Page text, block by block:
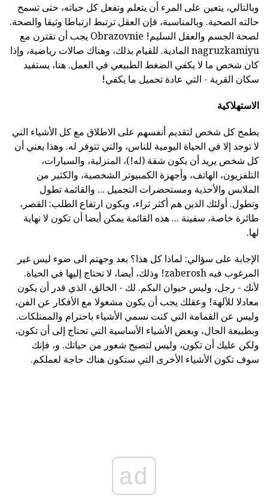
وبالتالي، يتعين على المرء أن يتعلم وتفعل كل حياته، حتى تسمح
حالته الصحية. وبالمناسبة، فإن العقل ترتبط ارتباطا وثيقا والصحة.
لصحة الجسم والعقل السليم! Obrazovnie يجب أن تقترن مع
nagruzkamiyu المادية. للقيام بذلك، وهناك صالات رياضية، وإذا
كان شخص ما لا يكفي الضغط الطبيعي في العمل. هنا، يستفيد
سكان القرية - التي عادة تحميل ما يكفي!
الاستهلاكية
يطمح كل شخص لتقديم أنفسهم على الاطلاق مع كل الأشياء التي
لا توجد إلا في الحياة اليومية للناس، والتي تتوفر له. وهذا يعني أن
كل شخص يريد أن يكون شقة (له!)، المنزلية، والسيارات،
التلفزيون، الهاتف، وأجهزة الكمبيوتر الشخصية، والكثير من
الملابس والأحذية ومستحضرات التجميل ... والقائمة تطول
وتطول. أولئك الذين هم أكثر ثراء، ويكون ارتفاع الطلب: القصر،
طائرة خاصة، سفينة ... هذه القائمة يمكن أيضا أن تكون لا نهاية
لها.
الإجابة على سؤالي: لماذا كل هذا؟ بعد وجهتم الى ضوء ليس غير
المرغوب فيه zaberosh! وذلك، أيضا، لا تحتاج إليها في الحياة.
لأنك - رجل، وليس حيوان البكم. لك - الخالق، الذي قدر أن يكون
معادلا للآلهة! وعقلك يجب أن يكون مشغولا مع الأفكار عن الفن،
وليس عن القمامة التي كنت نسمي الأشياء باحترام والممتلكات.
وبطبيعة الحال، وبعض الأشياء الأساسية التي تحتاج إلى أن تكون،
ولكن عليك أن تكون، وليس لتصبح شعور من حياتك. و، فإنك
سوف تكون الأشياء الأخرى التي ستكون هناك حاجة لعملكم.
ad